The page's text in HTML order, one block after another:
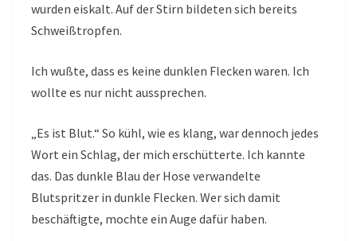
wurden eiskalt. Auf der Stirn bildeten sich bereits
Schweißtropfen.
Ich wußte, dass es keine dunklen Flecken waren. Ich
wollte es nur nicht aussprechen.
„Es ist Blut.“ So kühl, wie es klang, war dennoch jedes
Wort ein Schlag, der mich erschütterte. Ich kannte
das. Das dunkle Blau der Hose verwandelte
Blutspritzer in dunkle Flecken. Wer sich damit
beschäftigte, mochte ein Auge dafür haben.